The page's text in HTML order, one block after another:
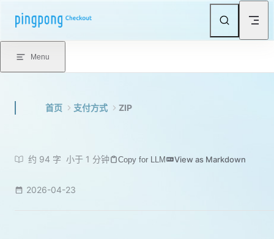
Skip to content
Menu
首页 支付方式 ZIP
约 94 字 小于 1 分钟 Copy for LLM View as Markdown
2026-04-23